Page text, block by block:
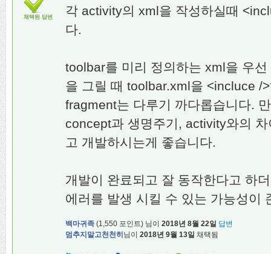
채택된 답변
각 activity의 xml을 작성하실때
다.
toolbar를 미리 정의하는 xml을 우
을 그릴 때 toolbar.xml을 <incluce /
fragment는 다루기 까다롭습니다.
concept과 생명주기, activity와의
고 개발하시는게 좋습니다.
개발이 완료되고 잘 동작한다고 하
에러를 발생 시킬 수 있는 가능성이
백마귀족 (1,550 포인트) 님이 2018년 8월 22일 답변
멈추지말고천천히님이 2018년 9월 13일 채택됨